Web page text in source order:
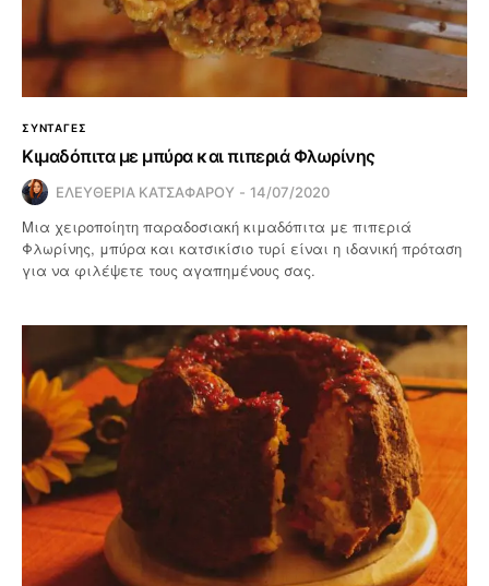
ΣΥΝΤΑΓΕΣ
Κιμαδόπιτα με μπύρα και πιπεριά Φλωρίνης
ΕΛΕΥΘΕΡΙΑ ΚΑΤΣΑΦΑΡΟΥ 14/07/2020
Μια χειροποίητη παραδοσιακή κιμαδόπιτα με πιπεριά
Φλωρίνης, μπύρα και κατσικίσιο τυρί είναι η ιδανική πρόταση
για να φιλέψετε τους αγαπημένους σας.